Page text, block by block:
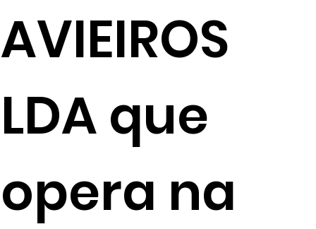
AVIEIROS
LDA que
opera na